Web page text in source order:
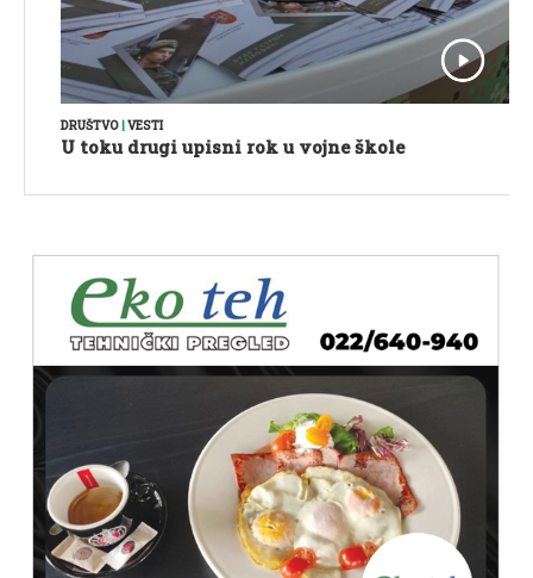
DRUŠTVO VESTI
U toku drugi upisni rok u vojne škole